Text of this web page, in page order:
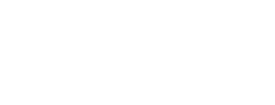
de overslaan links.